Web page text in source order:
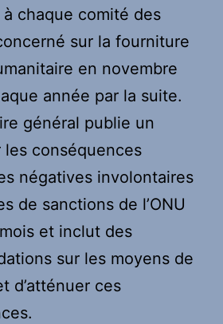
chaque comité des
sur la fourniture
en novembre
année par la suite.
général publie un
les conséquences
négatives involontaires
de sanctions de l’ONU
et inclut des
sur les moyens de
d’atténuer ces